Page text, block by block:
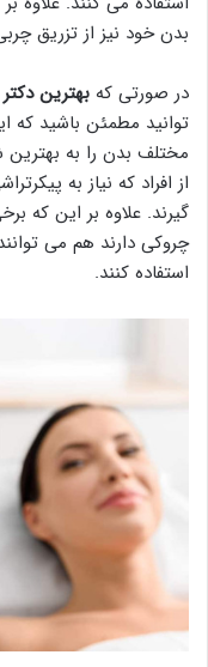
بدن خود نیز از تزریق
در صورتی که بهترین
توانید مطمئن باشید
مختلف بدن را به
از افراد که نیاز به
گیرند. علاوه بر این که
چروکی دارند هم می
استفاده کنند.